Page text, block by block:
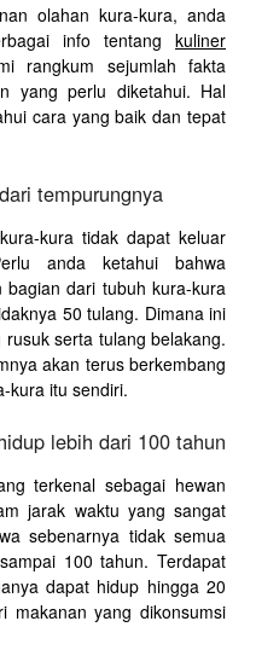
olahan kura-kura, anda
info tentang kuliner
rangkum sejumlah fakta
yang perlu diketahui. Hal
cara yang baik dan tepat
tempurungnya
kura tidak dapat keluar
anda ketahui bahwa
dari tubuh kura-kura
50 tulang. Dimana ini
serta tulang belakang.
akan terus berkembang
kura itu sendiri.
lebih dari 100 tahun
terkenal sebagai hewan
jarak waktu yang sangat
sebenarnya tidak semua
100 tahun. Terdapat
dapat hidup hingga 20
makanan yang dikonsumsi